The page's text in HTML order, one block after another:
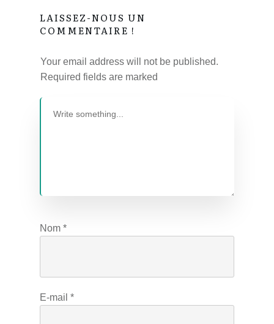
LAISSEZ-NOUS UN
COMMENTAIRE !
Your email address will not be published.
Required fields are marked
Nom *
E-mail *